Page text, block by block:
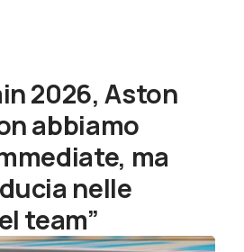
2026, Aston
abbiamo
ma
nelle
team”